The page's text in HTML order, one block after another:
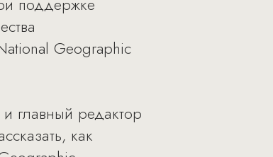
Geographic
главный редактор
как